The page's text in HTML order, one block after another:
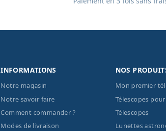
INFORMATIONS
Notre magasin
Notre savoir faire
Comment commander ?
Modes de livraison
NOS
Mon premier
Télescopes
Télescopes
Lunettes